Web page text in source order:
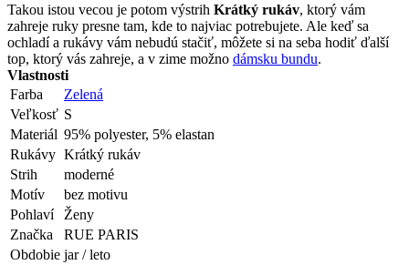
Takou istou vecou je potom výstrih Krátký rukáv, ktorý vám
zahreje ruky presne tam, kde to najviac potrebujete. Ale keď sa
ochladí a rukávy vám nebudú stačiť, môžete si na seba hodiť ďalší
top, ktorý vás zahreje, a v zime možno dámsku bundu.
Vlastnosti
Farba
Zelená
Veľkosť S
Materiál 95% polyester, 5% elastan
Rukávy Krátký rukáv
Strih
moderné
Motív
bez motivu
Pohlaví
Ženy
Značka
RUE PARIS
Obdobie jar / leto